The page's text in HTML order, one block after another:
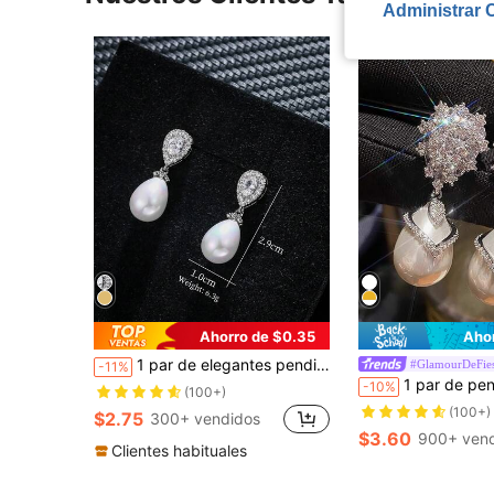
Ahorro de $0.35
-11% 1 par de elegantes pendientes de gota con circonita cúbica y perla, pendientes de joyería de lujo para mujeres
(100+)
$2.75 300+ vendidos
Clientes habituales
-10% 1 par de pendientes de boda de lujo con perlas falsas, incrustados con circonita cúbica en
(100+)
$3.60 900+
Administrar